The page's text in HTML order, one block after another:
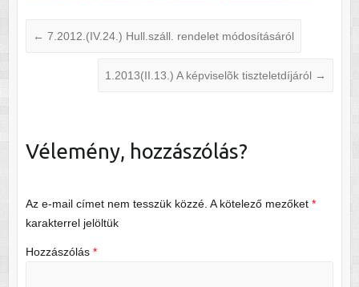
← 7.2012.(IV.24.) Hull.száll. rendelet módosításáról
1.2013(II.13.) A képviselõk tiszteletdíjáról →
Vélemény, hozzászólás?
Az e-mail címet nem tesszük közzé. A kötelező mezőket *
karakterrel jelöltük
Hozzászólás *